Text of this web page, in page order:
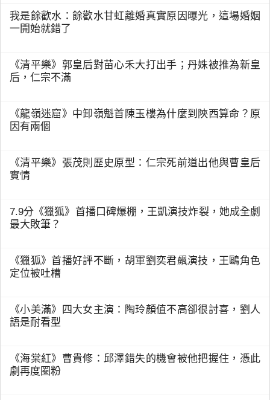
我是餘歡水：餘歡水甘虹離婚真實原因曝光，這場婚姻
一開始就錯了
《清平樂》郭皇后對苗心禾大打出手；丹姝被推為新皇
后，仁宗不滿
《龍嶺迷窟》中卸嶺魁首陳玉樓為什麼到陝西算命？原
因有兩個
《清平樂》張茂則歷史原型：仁宗死前道出他與曹皇后
實情
7.9分《獵狐》首播口碑爆棚，王凱演技炸裂，她成全劇
最大敗筆？
《獵狐》首播好評不斷，胡軍劉奕君飆演技，王鷗角色
定位被吐槽
《小美滿》四大女主演：陶玲顏值不高卻很討喜，劉人
語是耐看型
《海棠紅》曹貴修：邱澤錯失的機會被他把握住，憑此
劇再度圈粉